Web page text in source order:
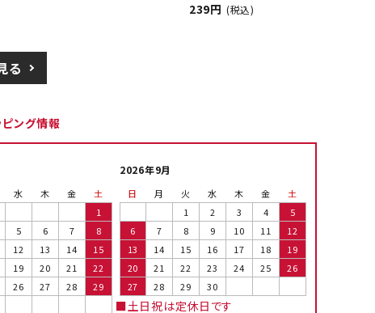
239円 (税込)
る
ピング情報
水 木 金
土
1
5 6 7
8
12 13 14
15
19 20 21
22
26 27 28
29
2026年9月
日 月 火 水 木 金
土
1
2 3 4
5
6
7 8 9 10 11
12
13
14 15 16 17 18
19
20
21 22 23 24 25
26
27
28 29 30
■土日祝は定休日です